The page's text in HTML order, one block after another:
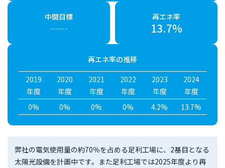
中間目標
------
再エネ率
13.7%
再エネ率の推移
2019
年度
2020
年度
2021
年度
2022
年度
2023
年度
2024
年度
0%
0% 0% 0% 4.2% 13.7%
弊社の電気使用量の約70％を占める足利工場に、2基目となる
太陽光設備を計画中です。また足利工場では2025年度より再